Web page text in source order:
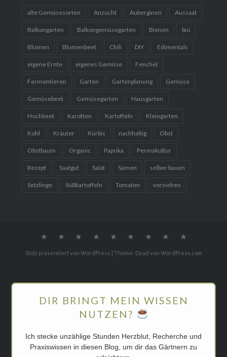
alte Gemüsesorten Anzucht Auberginen Aussaat
Balkongarten Balkongemüsegarten Bienen bio
Blumen Blumenbeet Chili DIY Edimentals
eigene Ernte eigenes Gemüse Fenchel
Fermentieren Garten Gartenplanung Gemüse
Gemüsebeet Gemüsegarten Hausgarten
Hochbeet Karotten Kartoffeln Kleingarten
Kohl Kräuter Kürbis nachhaltig Obst
Obstbaum Organic Paprika Permakultur
Rezept Saatgut Salat Samen selber bauen
Setzlinge Süßkartoffeln Tomaten vorziehen
GemüseBlumen Gartenreisen
WebShop
GemüseObstÜber
MediakitHome
Stolz präsentiert von WordPress Theme: Dyad von WordPress.com
DIR BRINGT MEIN WISSEN
NUTZEN?
Ich stecke unzählige Stunden Herzblut, Recherche und
Praxiswissen in diesen Blog, um dir das Gärtnern zu